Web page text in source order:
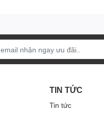
TIN TỨC
Tin tức